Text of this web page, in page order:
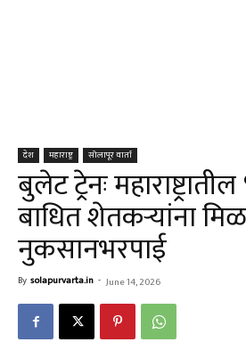
देश महाराष्ट्र सोलापूर वार्ता
बुलेट ट्रेनः
बाधित शेतकऱ्यांना
नुकसानभरपाई
By solapurvarta.in - June 14, 2026